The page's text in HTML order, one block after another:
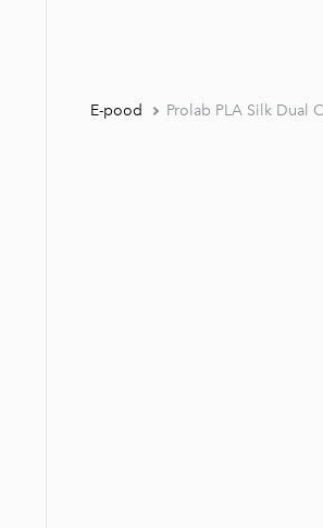
E-pood Prolab PLA Silk Dual